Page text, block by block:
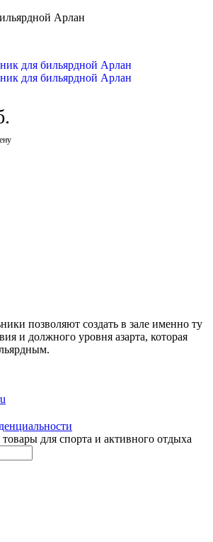
Арлан
позволяют создать в зале именно ту
и должного уровня азарта, которая
для спорта и активного отдыха